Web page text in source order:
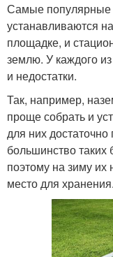
Самые популярные
устанавливаются
площадке, и
землю. У каждого
и недостатки.
Так, например,
проще собрать и
для них
большинство таких
поэтому на зиму
место для хранения.